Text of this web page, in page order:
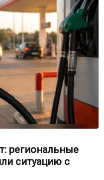
региональные
ситуацию с